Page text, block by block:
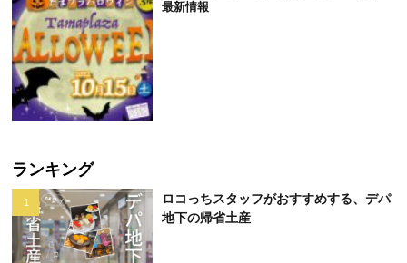
最新情報
ランキング
ロコっちスタッフがおすすめする、デパ
地下の帰省土産